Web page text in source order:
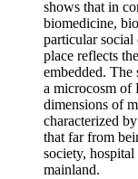
shows that in
biomedicine,
particular
place reflects
embedded. The
a microcosm of
dimensions of
characterized
that far from
society,
mainland.